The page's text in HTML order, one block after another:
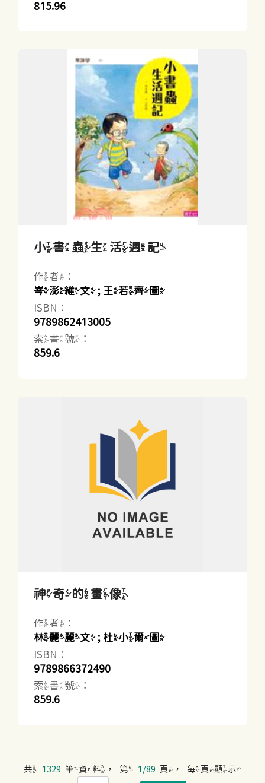
815.96
小書蟲生活週記
作者：
岑澎維文 ; 王若齊圖
ISBN：
9789862413005
索書號：
859.6
神奇的畫像
作者：
林麗麗文 ; 杜小爾圖
ISBN：
9789866372490
索書號：
859.6
共 1329 筆資料，第 1/89 頁，每頁顯示